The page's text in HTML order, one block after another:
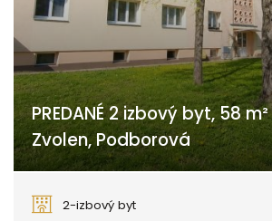
PREDANÉ 2 izbový byt, 58
Zvolen, Podborová
2-izbový byt